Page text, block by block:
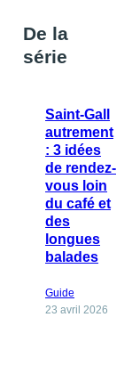
De la
série
Saint-Gall
autrement
: 3 idées
de rendez-
vous loin
du café et
des
longues
balades
Guide
23 avril 2026